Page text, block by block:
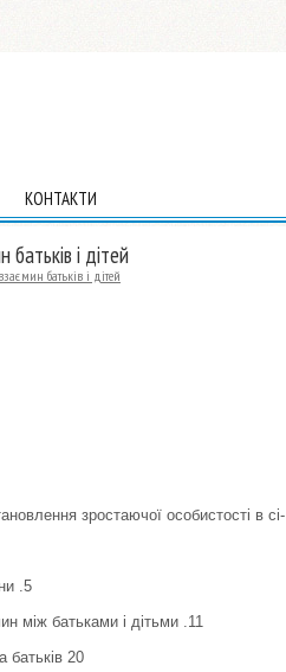
КОНТАКТИ
батьків і дітей
батьків і дітей
зростаючої особистості в сі-
.5
між батьками і дітьми .11
батьків 20